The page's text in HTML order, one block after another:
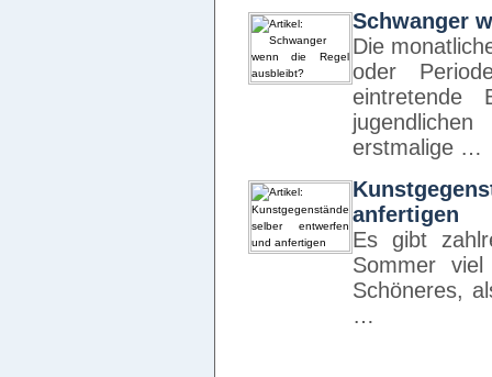
Schwanger
Die
oder
eintretende
erstmalige …
anfertigen
Es gibt
Sommer
Schöneres,
…